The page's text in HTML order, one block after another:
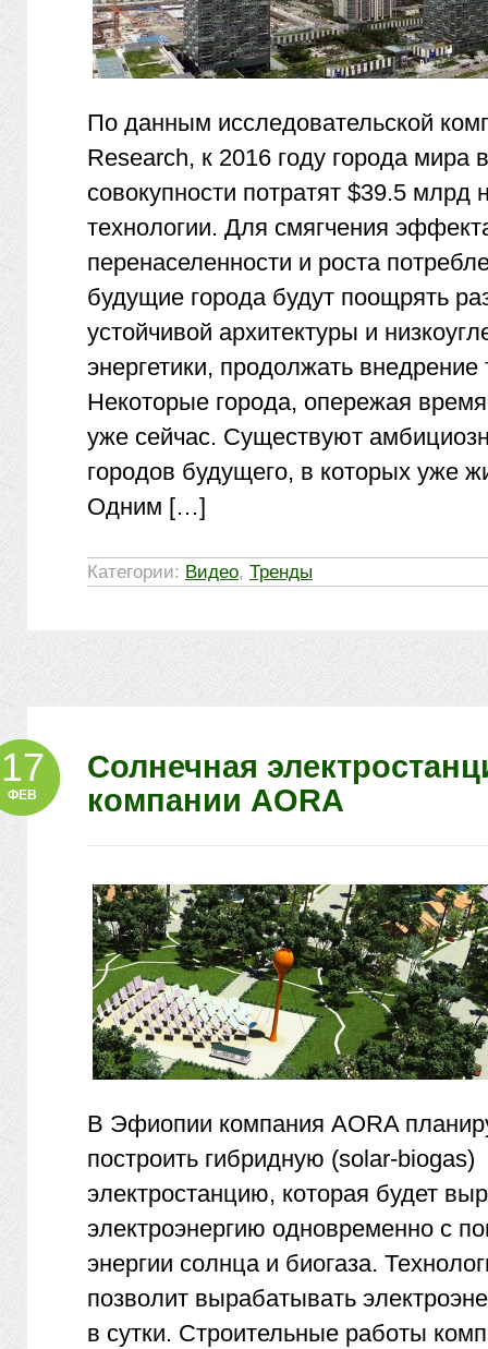
По данным исследовательской
Research, к 2016 году города мира в
совокупности потратят $39.5 млрд
технологии. Для смягчения
перенаселенности и роста
будущие города будут поощрять
устойчивой архитектуры и
энергетики, продолжать внедрение
Некоторые города, опережая
уже сейчас. Существуют
городов будущего, в которых уже
Одним […]
Категории: Видео, Тренды
Солнечная
компании AORA
17
ФЕВ
В Эфиопии компания AORA
построить гибридную (solar-biogas)
электростанцию, которая будет
электроэнергию одновременно с
энергии солнца и биогаза.
позволит вырабатывать
в сутки. Строительные работы